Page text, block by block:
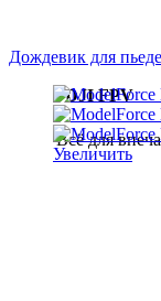
DJI FPV
Всё для
Дождевик для
Увеличить